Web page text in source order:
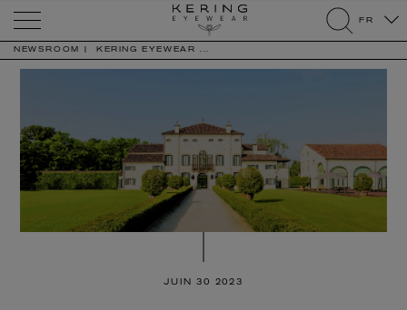
search
FR
NEWSROOM KERING EYEWEAR ...
JUIN 30 2023